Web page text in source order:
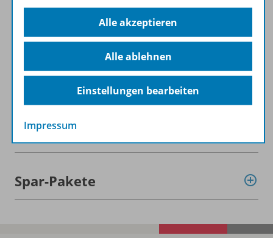
Informationen
Beschreibung
Weitere Inhalte der Ausgabe
Spar-Pakete
Alle akzeptieren
Alle ablehnen
Einstellungen bearbeiten
Impressum